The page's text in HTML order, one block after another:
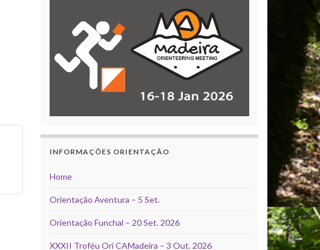
INFORMAÇÕES ORIENTAÇÃO
Home
Orientação Aventura – 5 Set.
Orientação Funchal – 20 Set. 2026
XXXII Troféu Ori CAMadeira – 3 Out. 2026